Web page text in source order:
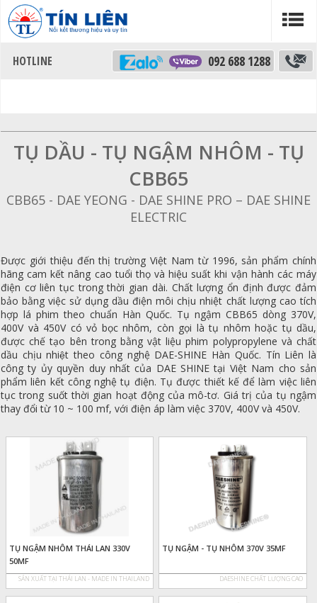
092 688 1288
TỤ DẦU - TỤ NGẬM NHÔM - TỤ
CBB65
CBB65 - DAE YEONG - DAE SHINE PRO – DAE SHINE
ELECTRIC
Được giới thiệu đến thị trường Việt Nam từ 1996, sản phẩm chính
hãng cam kết nâng cao tuổi thọ và hiệu suất khi vận hành các máy
điện cơ liên tục trong thời gian dài. Chất lượng ổn định được đảm
bảo bằng việc sử dụng dầu điện môi chịu nhiệt chất lượng cao tích
hợp lá phim theo chuẩn Hàn Quốc. Tụ ngậm CBB65 dòng 370V,
400V và 450V có vỏ bọc nhôm, còn gọi là tụ nhôm hoặc tụ dầu,
được chế tạo bên trong bằng vật liệu phim polypropylene và chất
dầu chịu nhiệt theo công nghệ DAE-SHINE Hàn Quốc. Tín Liên là
công ty ủy quyền duy nhất của DAE SHINE tại Việt Nam cho sản
phẩm liên kết công nghệ tụ điện. Tụ được thiết kế để làm việc liên
tục trong suốt thời gian hoạt động của mô-tơ. Giá trị của tụ ngậm
thay đổi từ 10 ~ 100 mf, với điện áp làm việc 370V, 400V và 450V.
TỤ NGẬM NHÔM THÁI LAN 330V
50MF
SẢN XUẤT TẠI THÁI LAN - MADE IN THAILAND
TỤ NGẬM - TỤ NHÔM 370V 35MF
DAESHINE CHẤT LƯỢNG CAO